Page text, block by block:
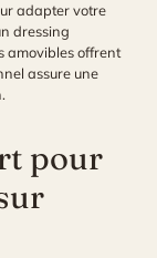
adapter votre
dressing
amovibles offrent
assure une
pour